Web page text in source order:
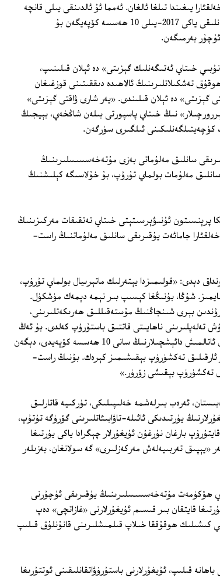
يىغىندا تىلغا ئالغان. ئەمما ئۇ ئالدىنقى يىلى قانچە
ئۇيغۇرنىڭ «غازاتچى» دەپ چېگرادا تۇتقۇن قىلىنغانلىقى ياكى 2017‏-يىلى 10 ھەسسە كۆپەيگەن بۇ
بەرمىگەن.
خىتاي ئەتىگەنلىك گېزىتى» دە ئېلان قىلىنىپ،
تەشكىلاتلىرىنىڭ ئالاھىدە دىققىتىنى قوزغىغان
گېزىتى» دە ئېلان قىلىندى. «يەر شارى ۋاقتى گېزىتى»
نىڭ خىتاي پاسپورتى بىلەن شاڭخەي، بېيجىڭ
كۈچەيتىلگەنلىكىنى ئىلگىرى سۈرگەن.
سانلىق مەلۇماتى بەزى مۇتەخەسسىسلىرىنىڭ
مەلۇمات بولماي تۇرۇپ، بۇ خۇلاسىگە كېلىشنىڭ
پرېنسىتون ئۇنىۋېرسىتېتى خىتاي تەتقىقات مەركىزىنىڭ
جامائەت يۇقىرىقى سانلىق مەلۇماتنىڭ راست-
دېدى: «قولىمىزدا يېتەرلىك ماتېرىيال بولماي تۇرۇپ،
شۇڭا، بۇنىڭغا كېسىپ بىر نېمە دېمەك مۈشكۈل.
بېرى شىنجاڭنىڭ مۇستەقىللىق ھەرىكەتلىرىنى،
تەلەپلىرىنى ناھايىتى قاتتىق باستۇرۇپ كەلدى. بۇ ئەڭ
ئەقەللىي رېئاللىق. شۇڭا، باشقا دۆلەتلەردىن قايتقان ئاتالمىش دائېشچىلارنىڭ سانى 10 ھەسسە كۆپەيدى، دېگەن
ئارقىلىق تەكشۈرۈپ بېقىشىمىز كېرەك. بۇنىڭ راست-
تەكشۈرۈپ بېقىشى زۆرۈر.»
ئەرەبىستان، ئەرەب بىرلەشمە خەلىپىلىكى، تۈركىيە قاتارلىق
يۇرتىدىكى ئائىلە-تاۋابىئاتلىرىنى گۆرۈگە تۇتۇپ،
بارغان نۇرغۇن ئۇيغۇرلار چېگرادا ياكى يۇرتىغا
«يېپىق تەربىيەلەش مەركەزلىرى» گە سولانغان، بەزىلەر
ھۆكۈمەت مۇتەخەسسىسلىرىنىڭ يۇقىرىقى ئۇچۇرنى
بېسىم بىلەن يۇرتىغا قايتقان بىر قىسىم ئۇيغۇرلارنى «غازاتچى» دەپ
كىشىلىك ھوقۇققا خىلاپ قىلمىشلىرىنى قانۇنلۇق قىلىپ
قىلىپ، ئۇيغۇرلارنى باستۇرۇۋاتقانلىقىنى ئوتتۇرىغا